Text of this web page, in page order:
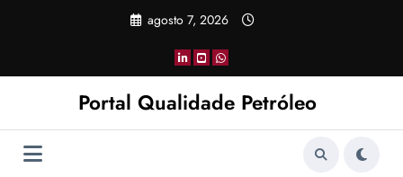
agosto 7, 2026
Portal Qualidade Petróleo